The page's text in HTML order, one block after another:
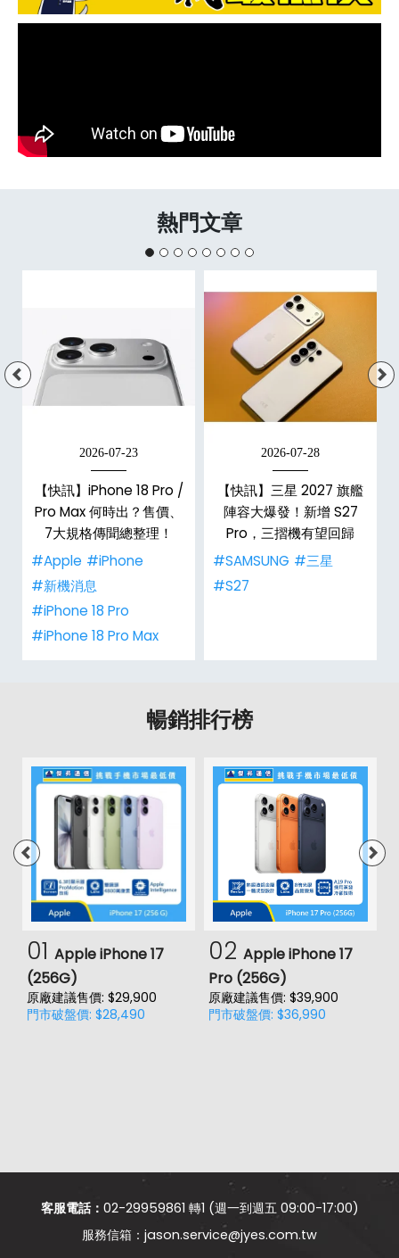
熱門文章
2026-07-23
【快訊】iPhone 18 Pro /
Pro Max 何時出？售價、
7大規格傳聞總整理！
#Apple #iPhone
#新機消息
#iPhone 18 Pro
#iPhone 18 Pro Max
2026-07-28
【快訊】三星 2027 旗艦
陣容大爆發！新增 S27
Pro，三摺機有望回歸
#SAMSUNG #三星
#S27
暢銷排行榜
01 Apple iPhone 17
(256G)
原廠建議售價: $29,900
門市破盤價: $28,490
02 Apple iPhone 17
Pro (256G)
原廠建議售價: $39,900
門市破盤價: $36,990
客服電話： 02-29959861 轉1 (週一到週五 09:00-17:00)
jason.service@jyes.com.tw